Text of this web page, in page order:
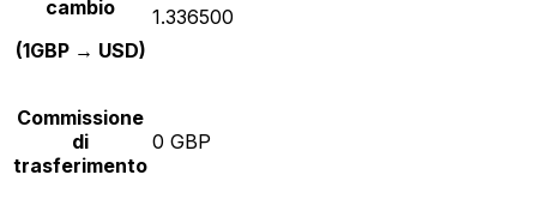
cambio
(1GBP → USD)
1.336500
Commissione
di
trasferimento
0 GBP